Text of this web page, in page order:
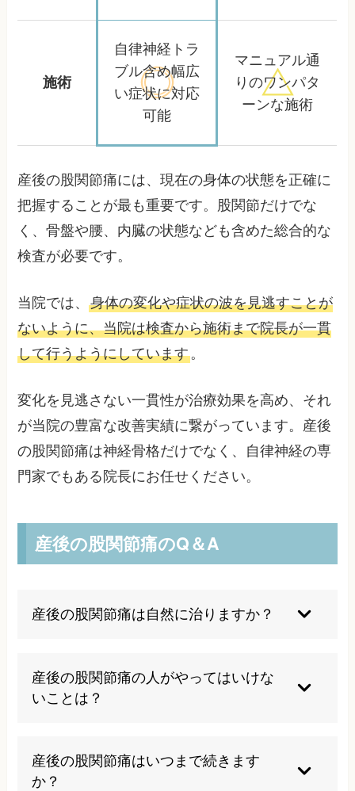
施術
自律神経トラ
ブル含め幅広
い症状に対応
可能
マニュアル通
りのワンパタ
ーンな施術
産後の股関節痛には、現在の身体の状態を正確に
把握することが最も重要です。股関節だけでな
く、骨盤や腰、内臓の状態なども含めた総合的な
検査が必要です。
当院では、身体の変化や症状の波を見逃すことが
ないように、当院は検査から施術まで院長が一貫
して行うようにしています。
変化を見逃さない一貫性が治療効果を高め、それ
が当院の豊富な改善実績に繋がっています。産後
の股関節痛は神経骨格だけでなく、自律神経の専
門家でもある院長にお任せください。
産後の股関節痛のQ＆A
産後の股関節痛は自然に治りますか？
多くの場合は適切な治療とケアが必要です。放置
すると慢性化する可能性が高いため、早期の対処
をお勧めします。
産後の股関節痛の人がやってはいけな
いことは？
は避けましょう。また、痛みを我慢して無理な動
作を続けることは症状を悪化させる可能性があり
産後の股関節痛はいつまで続きます
か？